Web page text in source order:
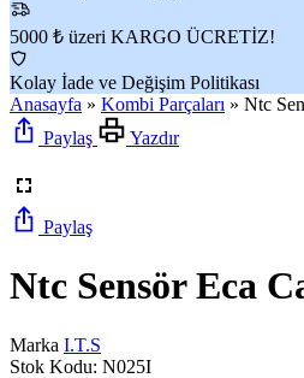
5000 ₺ üzeri KARGO ÜCRETİZ!
Kolay İade ve Değişim Politikası
Anasayfa » Kombi Parçaları » Ntc
Paylaş
Yazdır
Paylaş
Ntc Sensör Eca
Marka I.T.S
Stok Kodu: N025I